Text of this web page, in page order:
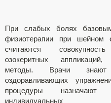
При слабых болях
физиотерапии при шейном
считаются
озокеритных аппликаций,
методы. Врачи знают
оздоравливающих
процедуры
индивидуальных